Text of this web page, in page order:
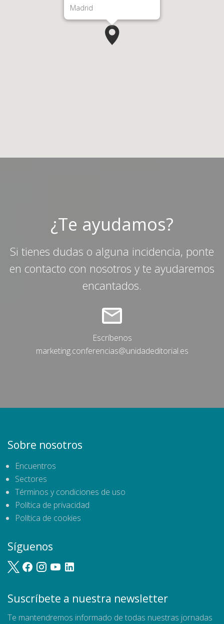
Madrid
¿Te ayudamos?
Si tienes dudas o alguna incidencia, ponte
en contacto con nosotros y te ayudaremos
encantados.
Escríbenos
marketing.conferencias@unidadeditorial.es
Sobre nosotros
Encuentros
Sectores
Términos y condiciones de uso
Política de privacidad
Política de cookies
Síguenos
Suscríbete a nuestra newsletter
Te mantendremos informado de todas nuestras jornadas